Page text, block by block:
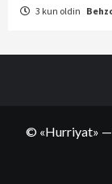
3 kun oldin
© «Hurriyat» —